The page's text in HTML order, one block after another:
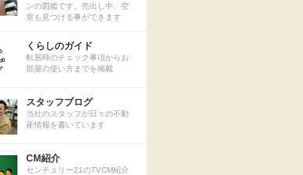
ンの図鑑です。売出し中、空
室も見つける事ができます
くらしのガイド
転居時のチェック事項からお
部屋の使い方までを掲載
スタッフブログ
当社のスタッフが日々の不動
産情報を書いています
CM紹介
センチュリー21のTVCM紹介